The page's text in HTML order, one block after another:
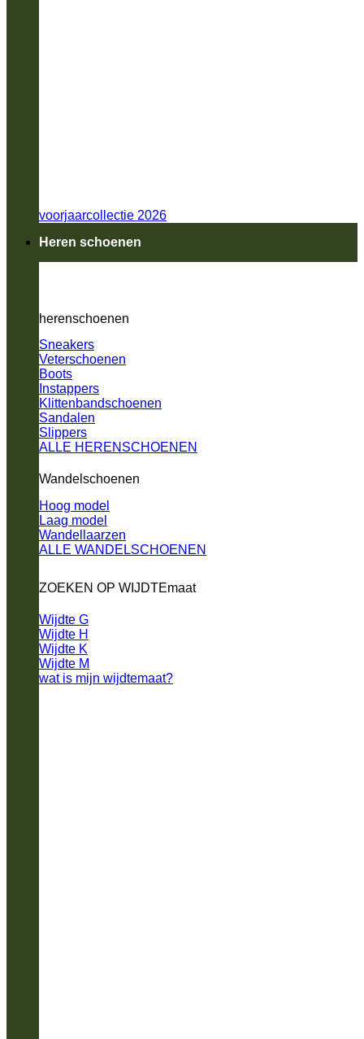
voorjaarcollectie 2026
Heren schoenen
herenschoenen
Sneakers
Veterschoenen
Boots
Instappers
Klittenbandschoenen
Sandalen
Slippers
ALLE HERENSCHOENEN
Wandelschoenen
Hoog model
Laag model
Wandellaarzen
ALLE WANDELSCHOENEN
ZOEKEN OP WIJDTEmaat
Wijdte G
Wijdte H
Wijdte K
Wijdte M
wat is mijn wijdtemaat?